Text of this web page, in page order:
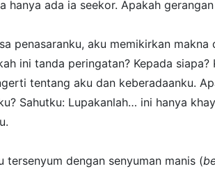
hanya ada ia seekor. Apakah
penasaranku, aku memikirkan
ini tanda peringatan? Kepada
tentang aku dan keberadaanku.
Sahutku: Lupakanlah… ini hanya
tersenyum dengan senyuman manis (